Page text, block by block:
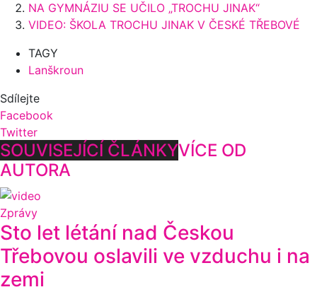
NA GYMNÁZIU SE UČILO „TROCHU JINAK“
VIDEO: ŠKOLA TROCHU JINAK V ČESKÉ TŘEBOVÉ
TAGY
Lanškroun
Sdílejte
Facebook
Twitter
SOUVISEJÍCÍ ČLÁNKYVÍCE OD
AUTORA
Zprávy
Sto let létání nad Českou
Třebovou oslavili ve vzduchu i na
zemi